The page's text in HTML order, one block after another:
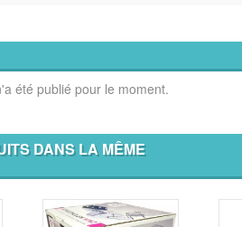
été publié pour le moment.
DANS LA MÊME